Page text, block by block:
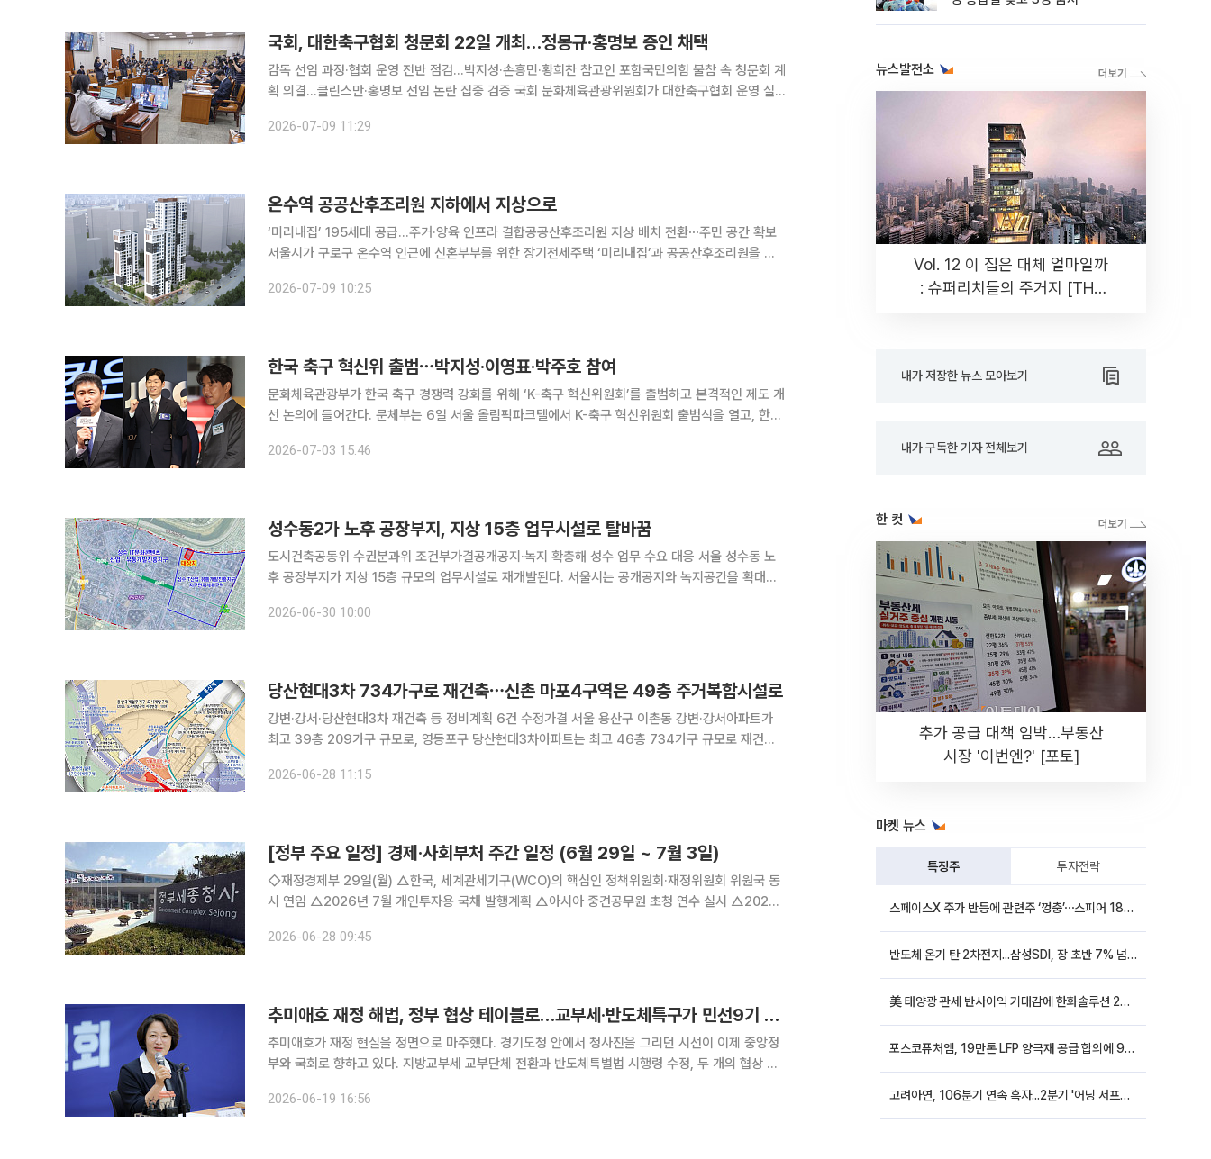
국회, 대한축구협회 청문회 22일 개최…정몽규·홍명보 증인 채택
감독 선임 과정·협회 운영 전반 점검…박지성·손흥민·황희찬 참고인 포함국민의힘 불참 속 청문회 계
획 의결…클린스만·홍명보 선임 논란 집중 검증 국회 문화체육관광위원회가 대한축구협회 운영 실
규 대한축구협회장과 홍명보 전 축구대표팀 감독 등이 증인으로 출석 요구를
2026-07-09 11:29
온수역 공공산후조리원 지하에서 지상으로
‘미리내집’ 195세대 공급…주거·양육 인프라 결합공공산후조리원 지상 배치 전환⋯주민 공간 확보
서울시가 구로구 온수역 인근에 신혼부부를 위한 장기전세주택 ‘미리내집’과 공공산후조리원을 결
2026-07-09 10:25
한국 축구 혁신위 출범⋯박지성·이영표·박주호 참여
문화체육관광부가 한국 축구 경쟁력 강화를 위해 ‘K-축구 혁신위원회’를 출범하고 본격적인 제도 개
선 논의에 들어간다. 문체부는 6일 서울 올림픽파크텔에서 K-축구 혁신위원회 출범식을 열고, 한국
체육관광부 장관과 박지성 국제축구연맹(FIFA) 분과위원회 위
2026-07-03 15:46
성수동2가 노후 공장부지, 지상 15층 업무시설로 탈바꿈
도시건축공동위 수권분과위 조건부가결공개공지·녹지 확충해 성수 업무 수요 대응 서울 성수동 노
후 공장부지가 지상 15층 규모의 업무시설로 재개발된다. 서울시는 공개공지와 녹지공간을 확대해
축공동위원회 수권분과위원회에서 '성수IT산업·유통개발진흥지구 지구단위계
2026-06-30 10:00
당산현대3차 734가구로 재건축⋯신촌 마포4구역은 49층 주거복합시설로
강변·강서·당산현대3차 재건축 등 정비계획 6건 수정가결 서울 용산구 이촌동 강변·강서아파트가
최고 39층 209가구 규모로, 영등포구 당산현대3차아파트는 최고 46층 734가구 규모로 재건축
서울시는 제8차 도시계획위원회 신속통합기획 정비사업 등 수
2026-06-28 11:15
[정부 주요 일정] 경제·사회부처 주간 일정 (6월 29일 ~ 7월 3일)
◇재정경제부 29일(월) △한국, 세계관세기구(WCO)의 핵심인 정책위원회·재정위원회 위원국 동
시 연임 △2026년 7월 개인투자용 국채 발행계획 △아시아 중견공무원 초청 연수 실시 △2026
가데이터처, 카자흐스탄 통계청 및 아시아 개발은행(ADB
2026-06-28 09:45
추미애호 재정 해법, 정부 협상 테이블로…교부세·반도체특구가 민선9기 첫 관문
추미애호가 재정 현실을 정면으로 마주했다. 경기도청 안에서 청사진을 그리던 시선이 이제 중앙정
부와 국회로 향하고 있다. 지방교부세 교부단체 전환과 반도체특별법 시행령 수정, 두 개의 협상 의
정·혁신·포용경기 준비위원회는 경기도 재정 대응과 주요 공약 실행을 위
2026-06-19 16:56
뉴스발전소
Vol. 12 이 집은 대체 얼마일까
: 슈퍼리치들의 주거지 [THE
내가 저장한 뉴스 모아보기
내가 구독한 기자 전체보기
한 컷
추가 공급 대책 임박…부동산
시장 '이번엔?' [포토]
마켓 뉴스
특징주 투자전략
스페이스X 주가 반등에 관련주 ‘껑충’⋯스피어 18%ㆍ에이치브이엠 12%↑
반도체 온기 탄 2차전지...삼성SDI, 장 초반 7% 넘게 껑충
美 태양광 관세 반사이익 기대감에 한화솔루션 20%대·OCI홀딩스 14%대 급등
포스코퓨처엠, 19만톤 LFP 양극재 공급 합의에 9%대 강세
고려아연, 106분기 연속 흑자...2분기 '어닝 서프라이즈'에 장 초반 12%대 강세